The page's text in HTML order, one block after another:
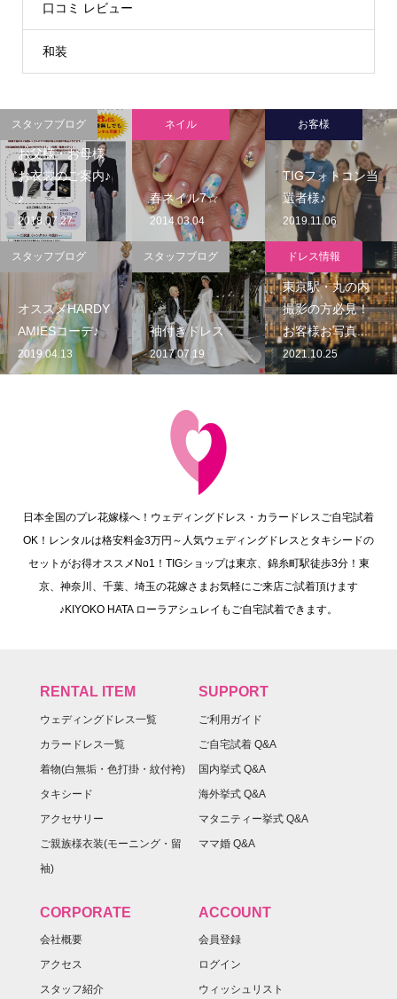
口コミ レビュー
和装
お父様・お母様
お衣裳のご案内♪
♪
2018.07.27
スタッフブログ
春ネイル7☆
2014.03.04
ネイル
TIGフォトコン当
選者様♪
2019.11.06
お客様
オススメHARDY
AMIESコーデ♪
2019.04.13
スタッフブログ
袖付きドレス
2017.07.19
スタッフブログ
東京駅・丸の内
撮影の方必見！
お客様お写真...
2021.10.25
ドレス情報
日本全国のプレ花嫁様へ！ウェディングドレス・カラードレスご自宅試着
OK！レンタルは格安料金3万円～人気ウェディングドレスとタキシードの
セットがお得オススメNo1！TIGショップは東京、錦糸町駅徒歩3分！東
京、神奈川、千葉、埼玉の花嫁さまお気軽にご来店ご試着頂けます
♪KIYOKO HATA ローラアシュレイもご自宅試着できます。
RENTAL ITEM
ウェディングドレス一覧
カラードレス一覧
着物(白無垢・色打掛・紋付袴)
タキシード
アクセサリー
ご親族様衣装(モーニング・留
袖)
SUPPORT
ご利用ガイド
ご自宅試着 Q&A
国内挙式 Q&A
海外挙式 Q&A
マタニティー挙式 Q&A
ママ婚 Q&A
CORPORATE
会社概要
アクセス
スタッフ紹介
ACCOUNT
会員登録
ログイン
ウィッシュリスト